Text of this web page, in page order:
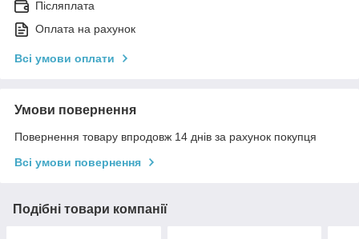
Післяплата
Оплата на рахунок
Всі умови оплати
Умови повернення
Повернення товару впродовж 14 днів за рахунок покупця
Всі умови повернення
Подібні товари компанії